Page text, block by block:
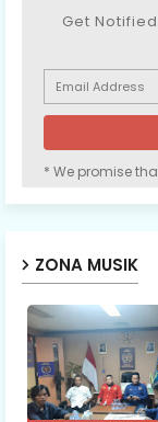
Get
* We promise
ZONA MUSIK